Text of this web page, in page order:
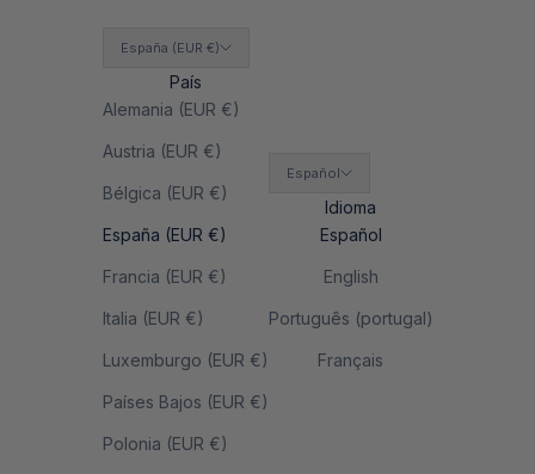
España (EUR €)
País
Alemania (EUR €)
Austria (EUR €)
Bélgica (EUR €)
España (EUR €)
Francia (EUR €)
Italia (EUR €)
Luxemburgo (EUR €)
Países Bajos (EUR €)
Polonia (EUR €)
Español
Idioma
Español
English
Português (portugal)
Français